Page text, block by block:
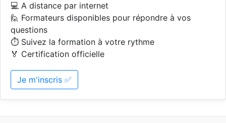
💻 A distance par internet
🙋 Formateurs disponibles pour répondre à vos
questions
⏱️ Suivez la formation à votre rythme
🏅 Certification officielle
Je m'inscris ✅